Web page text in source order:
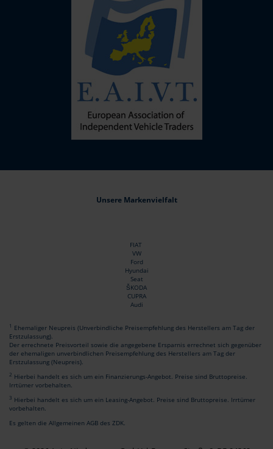
Unsere Markenvielfalt
FIAT
VW
Ford
Hyundai
Seat
ŠKODA
CUPRA
Audi
1 Ehemaliger Neupreis (Unverbindliche Preisempfehlung des Herstellers am Tag der
Erstzulassung).
Der errechnete Preisvorteil sowie die angegebene Ersparnis errechnet sich gegenüber
der ehemaligen unverbindlichen Preisempfehlung des Herstellers am Tag der
Erstzulassung (Neupreis).
2 Hierbei handelt es sich um ein Finanzierungs-Angebot. Preise sind Bruttopreise.
Irrtümer vorbehalten.
3 Hierbei handelt es sich um ein Leasing-Angebot. Preise sind Bruttopreise. Irrtümer
vorbehalten.
Es gelten die Allgemeinen AGB des ZDK.